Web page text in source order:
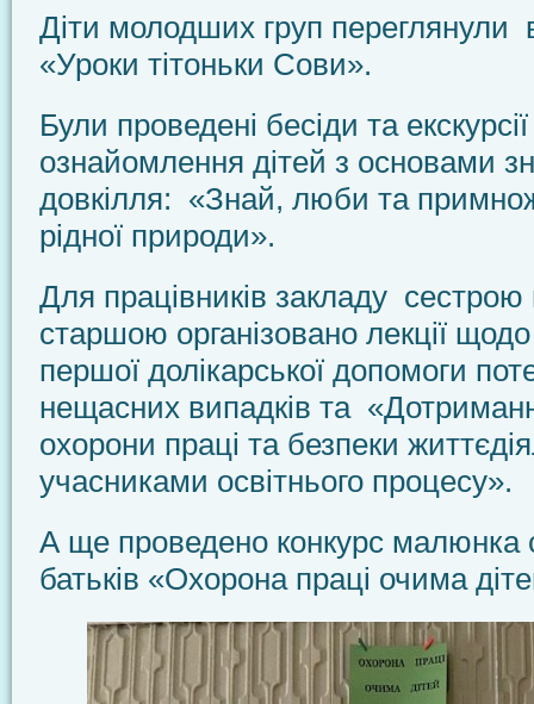
Діти молодших груп переглянули
«Уроки тітоньки Сови».
Були проведені бесіди та
ознайомлення дітей з основами
довкілля: «Знай, люби та
рідної природи».
Для працівників закладу
старшою організовано лекції
першої долікарської допомоги
нещасних випадків та
охорони праці та безпеки
учасниками освітнього процесу».
А ще проведено конкурс малюнка
батьків «Охорона праці очима